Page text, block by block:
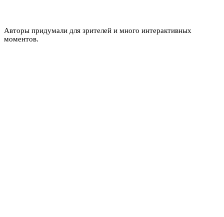
Авторы придумали для зрителей и много интерактивных
моментов.